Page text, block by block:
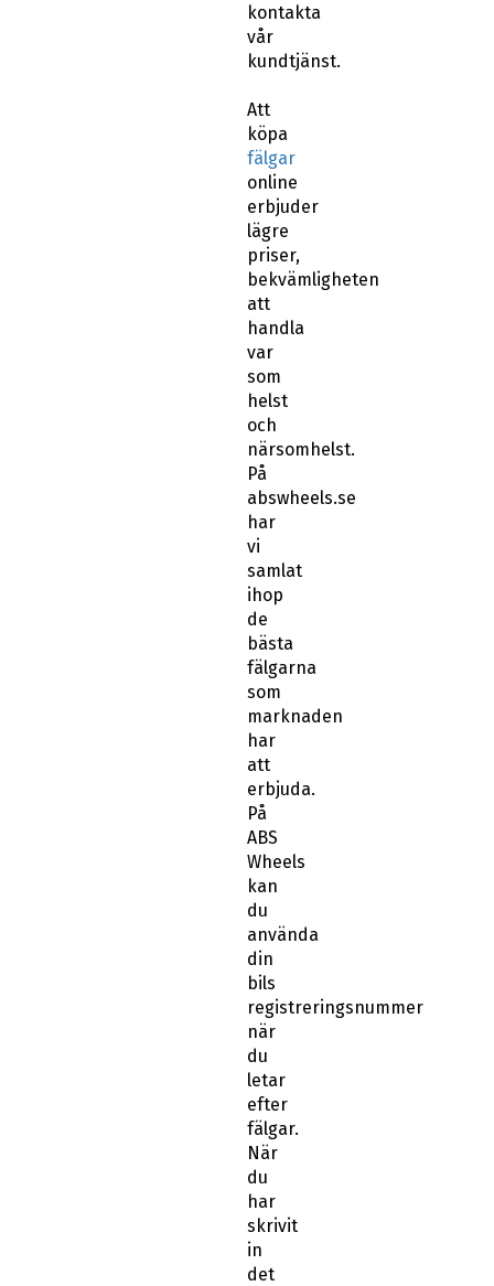
kontakta
vår
kundtjänst.
Att
köpa
fälgar
online
erbjuder
lägre
priser,
bekvämligheten
att
handla
var
som
helst
och
närsomhelst.
På
abswheels.se
har
vi
samlat
ihop
de
bästa
fälgarna
som
marknaden
har
att
erbjuda.
På
ABS
Wheels
kan
du
använda
din
bils
registreringsnummer
när
du
letar
efter
fälgar.
När
du
har
skrivit
in
det